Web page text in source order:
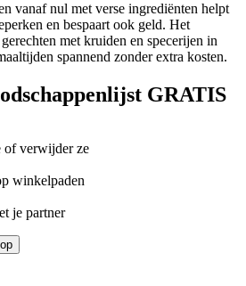
vanaf nul met verse ingrediënten helpt
en bespaart ook geld. Het
met kruiden en specerijen in
spannend zonder extra kosten.
GRATIS
of verwijder ze
winkelpaden
je partner